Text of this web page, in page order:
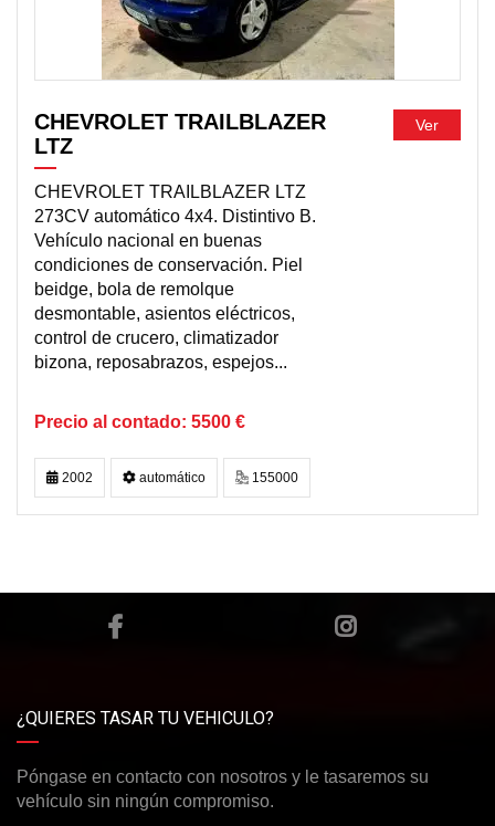
CHEVROLET TRAILBLAZER
LTZ
CHEVROLET TRAILBLAZER LTZ
273CV automático 4x4. Distintivo B.
Vehículo nacional en buenas
condiciones de conservación. Piel
beidge, bola de remolque
desmontable, asientos eléctricos,
control de crucero, climatizador
bizona, reposabrazos, espejos...
5500 €
Ver
2002 automático 155000
¿QUIERES TASAR TU VEHICULO?
Póngase en contacto con nosotros y le tasaremos su
vehículo sin ningún compromiso.